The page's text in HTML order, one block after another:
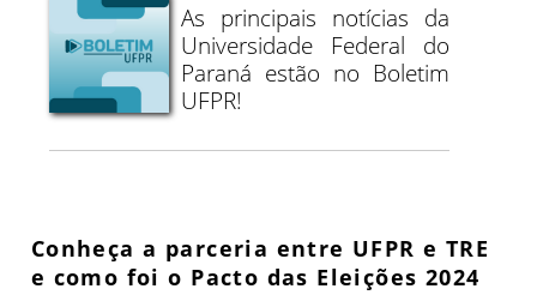
As principais notícias da
Universidade Federal do
Paraná estão no Boletim
UFPR!
Conheça a parceria entre UFPR e TRE
e como foi o Pacto das Eleições 2024